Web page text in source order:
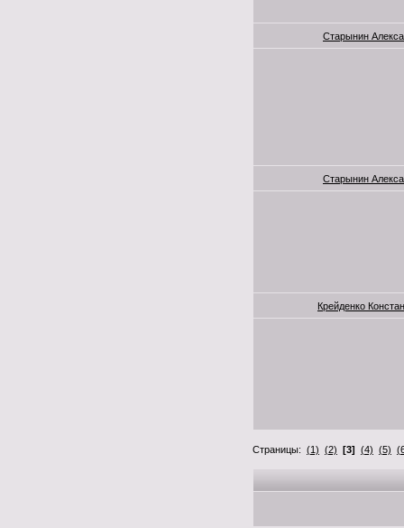
Старынин
Старынин
Крейденко
Страницы: (1) (2) [3] (4) (5)